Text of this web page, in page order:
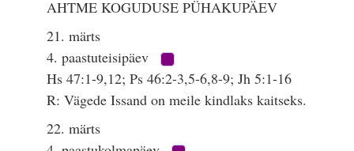
AHTME KOGUDUSE PÜHAKUPÄEV
21. märts
4. paastuteisipäev
Hs 47:1-9,12; Ps 46:2-3,5-6,8-9; Jh 5:1-16
R: Vägede Issand on meile kindlaks kaitseks.
22. märts